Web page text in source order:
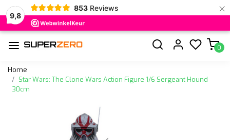
9,8
853 Reviews ×
0
Home
Star Wars: The Clone Wars Action Figure 1/6 Sergeant Hound
30cm